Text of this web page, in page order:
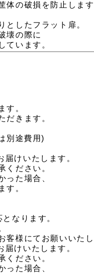
の破損を防止します
したフラット扉。
壊の際に
ています。
す。
きます。
別途費用)
けいたします。
ださい。
た場合、
。
なります。
様にてお願いいたし
けいたします。
ださい。
た場合、